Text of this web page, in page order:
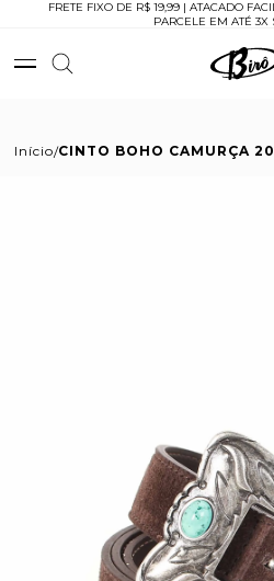
FRETE FIXO DE R$ 19,99 | ATACADO
PARCELE EM ATÉ 3X
Início CINTO BOHO CAMURÇA